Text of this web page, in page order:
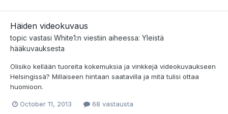
Häiden videokuvaus
topic vastasi White1:n viestiin aiheessa: Yleistä
hääkuvauksesta
Olisiko kellään tuoreita kokemuksia ja vinkkejä videokuvaukseen
Helsingissä? Millaiseen hintaan saatavilla ja mitä tulisi ottaa
huomioon.
October 11, 2013 68 vastausta